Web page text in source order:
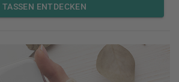
TASSEN ENTDECKEN